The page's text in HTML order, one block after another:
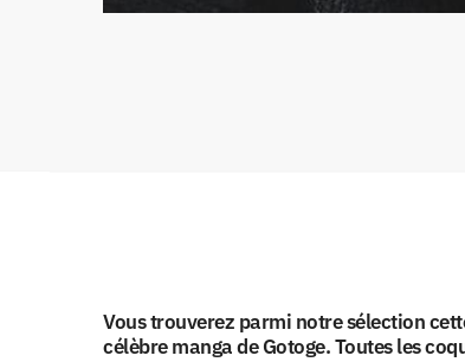
Vous trouverez parmi notre sélection
célèbre manga de Gotoge. Toutes les